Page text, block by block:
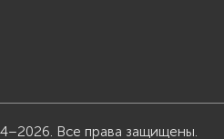
Все права защищены.